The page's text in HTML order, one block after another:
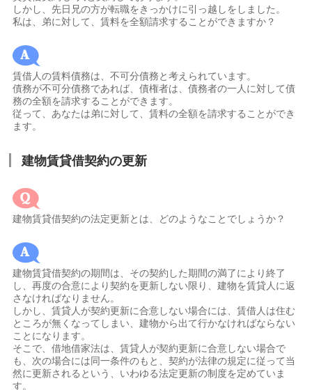
しかし、先日兄の方が転職をきっかけに引っ越しをしました。
私は、弟に対して、賃料を全額請求することができますか？
賃借人の賃料債務は、不可分債務と考えられています。
債務が不可分債務であれば、債権者は、債務者の一人に対して債
務の全額を請求することができます。
従って、あなたは弟に対して、賃料の全額を請求することができ
ます。
建物賃貸借契約の更新
建物賃貸借契約の法定更新とは、どのようなことでしょうか？
建物賃貸借契約の期間は、その契約した期間の満了により終了
し、再度の合意により契約を更新しない限り、建物を賃貸人に返
さなければなりません。
しかし、賃貸人が契約更新に合意しない場合には、賃借人は住む
ところが無くなってしまい、建物から出て行かなければならない
ことになります。
そこで、借地借家法は、賃貸人が契約更新に合意しない場合で
も、次の場合には同一条件のもと、契約が法律の規定に従って当
然に更新されるという、いわゆる法定更新の制度を定めていま
す。